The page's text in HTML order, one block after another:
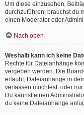
Um diese einzusehen,
durchzuführen, brauchst du
einen Moderator oder
Nach oben
Weshalb kann ich keine
Rechte für Dateianhänge
vergeben werden. Die
erlaubt, Dateianhänge in
verfassen möchtest, oder
Du kannst einen
du keine Dateianhänge